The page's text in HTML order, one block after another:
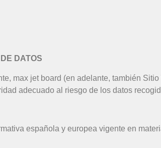
DATOS
max jet board (en adelante, también
adecuado al riesgo de los datos
española y europea vigente en